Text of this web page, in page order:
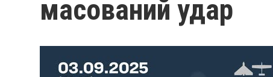
масований удар